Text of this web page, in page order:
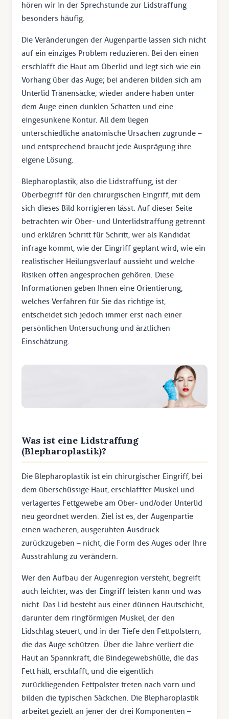
hören wir in der Sprechstunde zur Lidstraffung
besonders häufig.
Die Veränderungen der Augenpartie lassen sich nicht
auf ein einziges Problem reduzieren. Bei den einen
erschlafft die Haut am Oberlid und legt sich wie ein
Vorhang über das Auge; bei anderen bilden sich am
Unterlid Tränensäcke; wieder andere haben unter
dem Auge einen dunklen Schatten und eine
eingesunkene Kontur. All dem liegen
unterschiedliche anatomische Ursachen zugrunde –
und entsprechend braucht jede Ausprägung ihre
eigene Lösung.
Blepharoplastik, also die Lidstraffung, ist der
Oberbegriff für den chirurgischen Eingriff, mit dem
sich dieses Bild korrigieren lässt. Auf dieser Seite
betrachten wir Ober- und Unterlidstraffung getrennt
und erklären Schritt für Schritt, wer als Kandidat
infrage kommt, wie der Eingriff geplant wird, wie ein
realistischer Heilungsverlauf aussieht und welche
Risiken offen angesprochen gehören. Diese
Informationen geben Ihnen eine Orientierung;
welches Verfahren für Sie das richtige ist,
entscheidet sich jedoch immer erst nach einer
persönlichen Untersuchung und ärztlichen
Einschätzung.
Was ist eine Lidstraffung
(Blepharoplastik)?
Die Blepharoplastik ist ein chirurgischer Eingriff, bei
dem überschüssige Haut, erschlaffter Muskel und
verlagertes Fettgewebe am Ober- und/oder Unterlid
neu geordnet werden. Ziel ist es, der Augenpartie
einen wacheren, ausgeruhten Ausdruck
zurückzugeben – nicht, die Form des Auges oder Ihre
Ausstrahlung zu verändern.
Wer den Aufbau der Augenregion versteht, begreift
auch leichter, was der Eingriff leisten kann und was
nicht. Das Lid besteht aus einer dünnen Hautschicht,
darunter dem ringförmigen Muskel, der den
Lidschlag steuert, und in der Tiefe den Fettpolstern,
die das Auge schützen. Über die Jahre verliert die
Haut an Spannkraft, die Bindegewebshülle, die das
Fett hält, erschlafft, und die eigentlich
zurückliegenden Fettpolster treten nach vorn und
bilden die typischen Säckchen. Die Blepharoplastik
arbeitet gezielt an jener der drei Komponenten –